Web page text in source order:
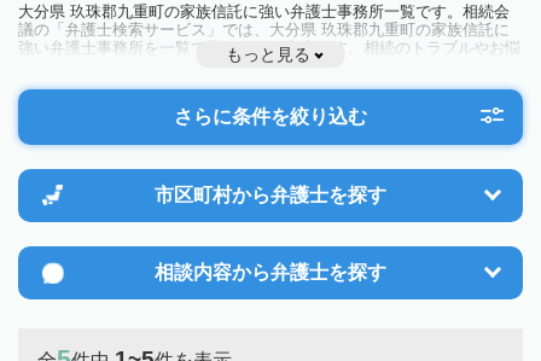
大分県 玖珠郡九重町の家族信託に強い弁護士事務所一覧です。相続会
議の「弁護士検索サービス」では、大分県 玖珠郡九重町の家族信託に
強い弁護士事務所を一覧で見ることが出来ます。相続のトラブルやお悩
みを抱えている方は一度近隣の弁護士に相談してみましょう。
もっと見る
さらに条件を絞り込む
市区町村から弁護士を探す
相談内容から弁護士を探す